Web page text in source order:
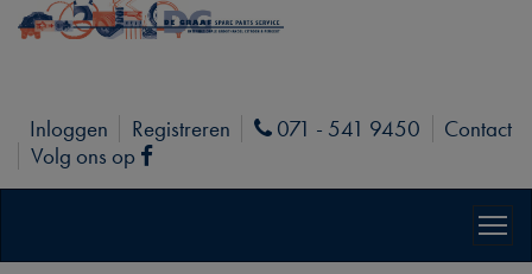
Inloggen Registreren Phone
071 - 541 9450
Contact
Volg ons op
Facebook